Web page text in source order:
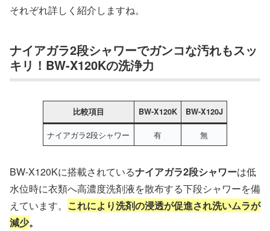
それぞれ詳しく紹介しますね。
ナイアガラ2段シャワーでガンコな汚れもスッ
キリ！BW-X120Kの洗浄力
比較項目 BW-X120K BW-X120J
ナイアガラ2段シャワー 有 無
BW-X120Kに搭載されているナイアガラ2段シャワーは低
水位時に衣類へ高濃度洗剤液を散布する下段シャワーを備
えています。 これにより洗剤の浸透が促進され洗いムラが
減少。